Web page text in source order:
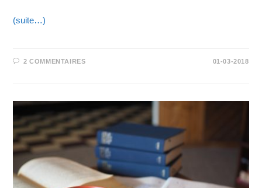
(suite…)
2 COMMENTAIRES 01-03-2018